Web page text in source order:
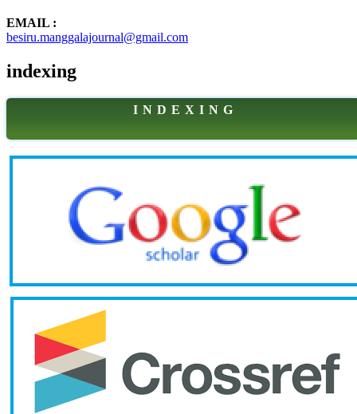
EMAIL :
besiru.manggalajournal@gmail.com
indexing
I N D E X I N G